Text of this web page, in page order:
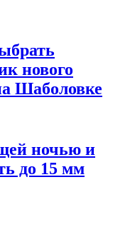
нового
Шаболовке
ночью и
до 15 мм